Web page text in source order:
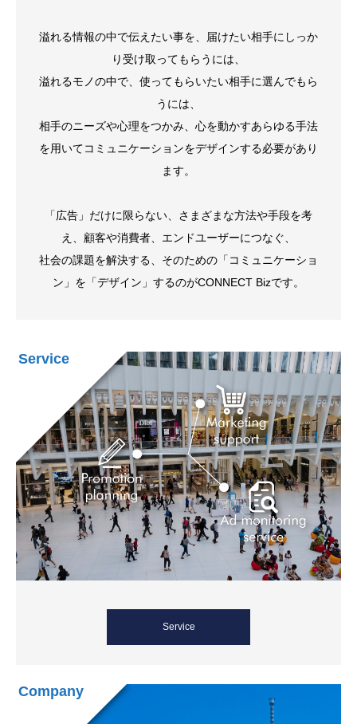
溢れる情報の中で伝えたい事を、届けたい相手にしっか
り受け取ってもらうには、
溢れるモノの中で、使ってもらいたい相手に選んでもら
うには、
相手のニーズや心理をつかみ、心を動かすあらゆる手法
を用いてコミュニケーションをデザインする必要があり
ます。
「広告」だけに限らない、さまざまな方法や手段を考
え、顧客や消費者、エンドユーザーにつなぐ、
社会の課題を解決する、そのための「コミュニケーショ
ン」を「デザイン」するのがCONNECT Bizです。
Service
Service
Company